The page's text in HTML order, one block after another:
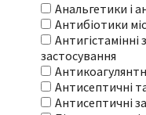
Анальгетики і
Антибіотики
Антигістамінні
застосування
Антисептичні
Антисептичні